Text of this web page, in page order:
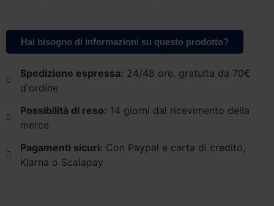
Hai bisogno di informazioni su questo prodotto?
Spedizione espressa: 24/48 ore, gratuita da 70€
d'ordine
Possibilità di reso: 14 giorni dal ricevimento della
merce
Pagamenti sicuri: Con Paypal e carta di credito,
Klarna o Scalapay